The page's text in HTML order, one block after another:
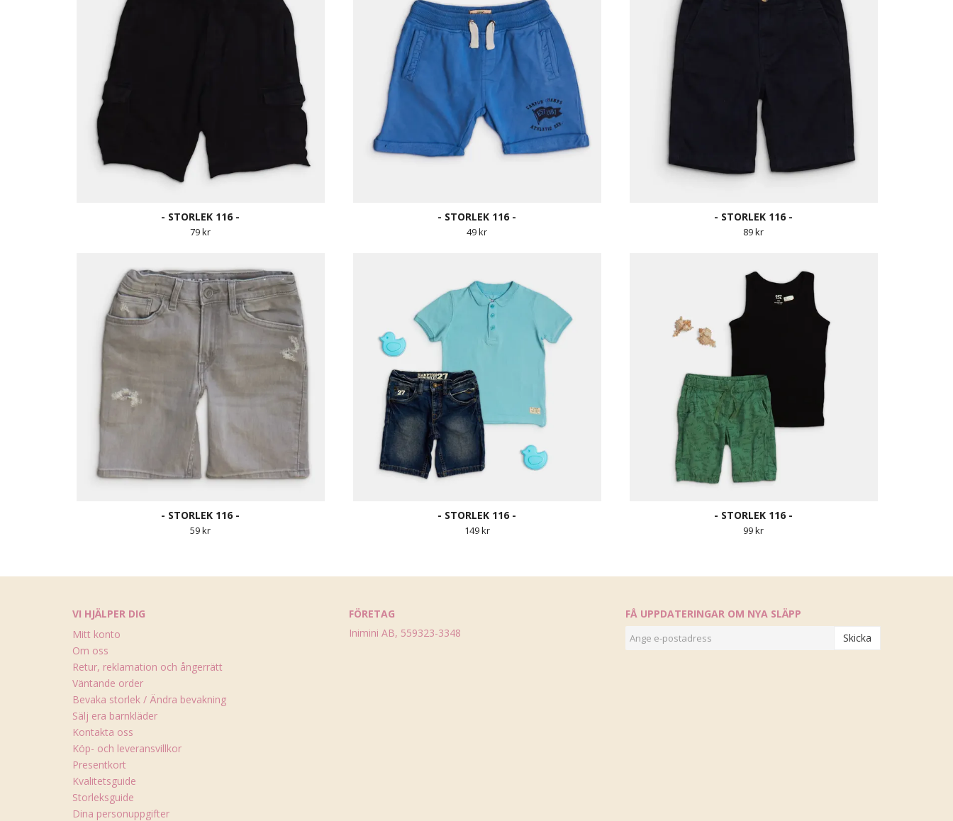
- STORLEK 116 -
79 kr
- STORLEK 116 -
49 kr
- STORLEK 116 -
89 kr
- STORLEK 116 -
59 kr
- STORLEK 116 -
149 kr
- STORLEK 116 -
99 kr
VI HJÄLPER DIG
Mitt konto
Om oss
Retur, reklamation och ångerrätt
Väntande order
Bevaka storlek / Ändra bevakning
Sälj era barnkläder
Kontakta oss
Köp- och leveransvillkor
Presentkort
Kvalitetsguide
Storleksguide
Dina personuppgifter
FÖRETAG
Inimini AB, 559323-3348
FÅ UPPDATERINGAR OM NYA SLÄPP
Skicka